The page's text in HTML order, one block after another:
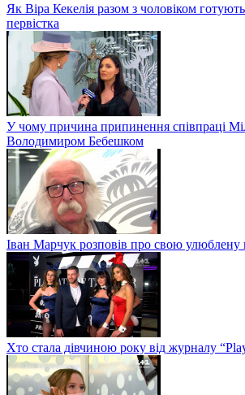
Як Віра Кекелія разом з чоловіком
первістка
У чому причина припинення співпраці
Володимиром Бебешком
Іван Марчук розповів про свою улюблену
Хто стала дівчиною року від журналу